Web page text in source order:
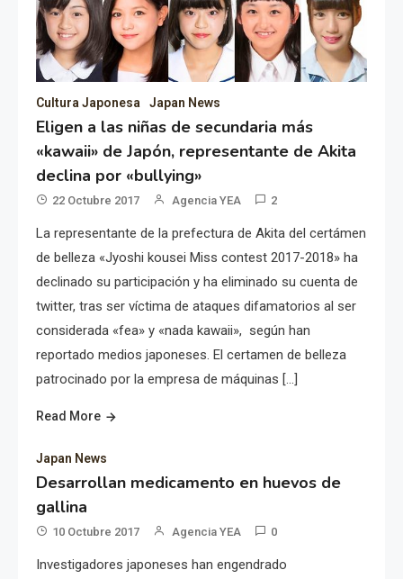
Cultura Japonesa Japan News
Eligen a las niñas de secundaria más
«kawaii» de Japón, representante de Akita
declina por «bullying»
22 Octubre 2017 Agencia YEA 2
La representante de la prefectura de Akita del certámen
de belleza «Jyoshi kousei Miss contest 2017-2018» ha
declinado su participación y ha eliminado su cuenta de
twitter, tras ser víctima de ataques difamatorios al ser
considerada «fea» y «nada kawaii», según han
reportado medios japoneses. El certamen de belleza
patrocinado por la empresa de máquinas […]
Read More
Japan News
Desarrollan medicamento en huevos de
gallina
10 Octubre 2017 Agencia YEA 0
Investigadores japoneses han engendrado